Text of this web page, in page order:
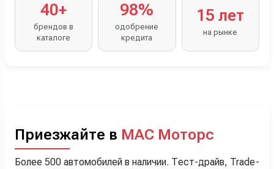
40+
брендов в
каталоге
98%
одобрение
кредита
15 лет
на рынке
Приезжайте в МАС Моторс
Более 500 автомобилей в наличии. Тест-драйв, Trade-